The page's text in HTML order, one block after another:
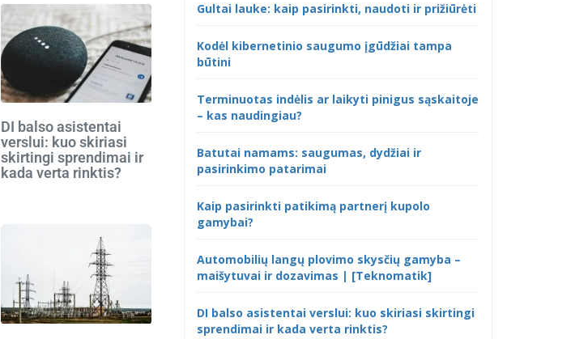
DI balso asistentai
verslui: kuo skiriasi
skirtingi sprendimai ir
kada verta rinktis?
Gultai lauke: kaip pasirinkti, naudoti ir prižiūrėti
Kodėl kibernetinio saugumo įgūdžiai tampa
būtini
Terminuotas indėlis ar laikyti pinigus sąskaitoje
– kas naudingiau?
Batutai namams: saugumas, dydžiai ir
pasirinkimo patarimai
Kaip pasirinkti patikimą partnerį kupolo
gamybai?
Automobilių langų plovimo skysčių gamyba –
maišytuvai ir dozavimas | [Teknomatik]
DI balso asistentai verslui: kuo skiriasi skirtingi
sprendimai ir kada verta rinktis?